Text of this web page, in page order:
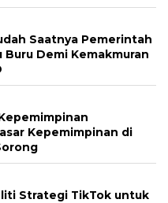
Saatnya Pemerintah
Buru Demi Kemakmuran
Kepemimpinan di
Strategi TikTok untuk